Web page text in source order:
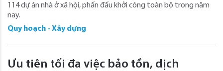
114 dự án nhà ở xã hội, phấn đấu khởi công toàn bộ trong năm
nay.
Quy hoạch - Xây dựng
Ưu tiên tối đa việc bảo tồn, dịch